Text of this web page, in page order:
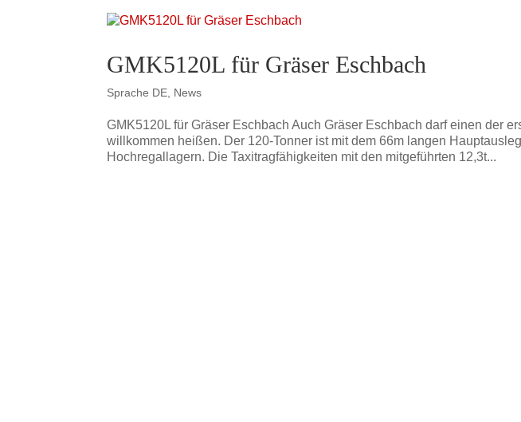
GMK5120L für Gräser Eschbach
Sprache DE News
GMK5120L für Gräser Eschbach Auch Gräser Eschbach darf einen der
willkommen heißen. Der 120-Tonner ist mit dem 66m langen
Hochregallagern. Die Taxitragfähigkeiten mit den mitgeführten 12,3t...